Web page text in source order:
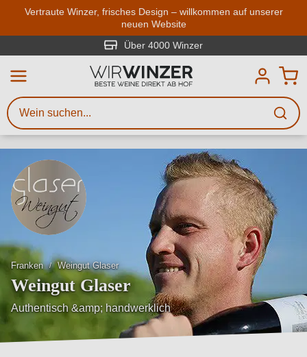
Zum Hauptinhalt springen
Vertraute Winzer, frisches Design – willkommen auf unserer
neuen Website
Über 4000 Winzer
Franken Weingut Glaser
Weingut Glaser
Authentisch &amp; handwerklich
Weinsuche
Mindestens 3 Zeichen eingeben
Beschreiben Sie, welchen Wein
Sie suchen – ob nach Geschmack,
Region, Winzer oder anderen
Kriterien.